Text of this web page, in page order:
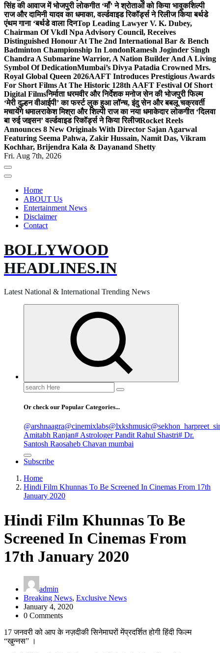
सिंह की आवाज में भोजपुरी लोकगीत ‘माँ’ ने श्रोताओं को किया भावुकशिल्पी
राज और दामिनी यादव का धमाका, वर्ल्डवाइड रिकॉर्ड्स ने रिलीज किया बर्थडे
एंथम गाना ‘बर्थडे वाला दिनTop Leading Lawyer V. K. Dubey,
Chairman Of Vkdl Npa Advisory Council, Receives
Distinguished Honour At The 2nd International Bar & Bench
Badminton Championship In LondonRamesh Joginder Singh
Chandra A Submarine Warrior, A Nation Builder And A Living
Symbol Of DedicationMumbai’s Divya Patadia Crowned Mrs.
Royal Global Queen 2026AAFT Introduces Prestigious Awards
For Short Films At The Historic 128th AAFT Festival Of Short
Digital Filmsनिर्माता धरमवीर और निर्देशक मनोज सेन की भोजपुरी फिल्म
‘मेरी दुल्हन वीआईपी’ का फर्स्ट लुक हुआ लॉन्च, इंदु सेन और बबलू चक्रवर्ती
मचायेंगे धमालराकेश मिश्रा और शिल्पी राज का नया धमाकेदार लोकगीत ‘दिलवा
बा रुई जइसन’ वर्ल्डवाइड रिकॉर्ड्स ने किया रिलीजRocket Reels
Announces 8 New Originals With Director Sajan Agarwal
Featuring Seema Pahwa, Zakir Hussain, Namit Das, Vikram
Kochhar, Brijendra Kala & Dayanand Shetty
Fri. Aug 7th, 2026
Home
ABOUT Us
Entertainment News
Disclaimer
Contact
BOLLYWOOD
HEADLINES.IN
Latest National & International Trending News
Search
for:
Or check our Popular Categories...
@arshnaagra@cinemixlabs@lxkshmusic
Amitabh Ranjan# Astrologer Pandit Rahul Shastri# Dr.
Santosh Raosaheb Chavan mumbai
Subscribe
Home
Hindi Film Khunnas To Be Screened In Cinemas From 17th
January 2020
Hindi Film Khunnas To Be
Screened In Cinemas From
17th January 2020
admin
Breaking News, Exclusive News
January 4, 2020
0 Comments
17 जनवरी को आप के नज़दीकी सिनेमाघरों मेंप्रदर्शित होगी हिंदी फिल्म
“खुन्नस” ।